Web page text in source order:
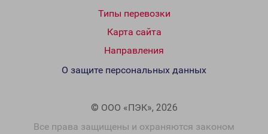
Типы перевозки
Карта сайта
Направления
© ООО «ПЭК», 2026
Все права защищены и охраняются законом
О защите персональных данных